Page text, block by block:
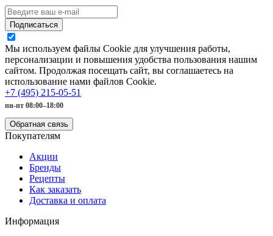
Подписаться
Мы используем файлы Cookie для улучшения работы,
персонализации и повышения удобства пользования нашим
сайтом. Продолжая посещать сайт, вы соглашаетесь на
использование нами файлов Cookie.
+7 (495) 215-05-51
пн-пт 08:00–18:00
Обратная связь
Покупателям
Акции
Бренды
Рецепты
Как заказать
Доставка и оплата
Информация